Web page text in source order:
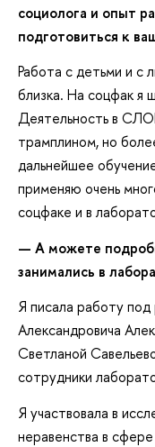
социолога и опыт
подготовиться к
Работа с детьми и с
близка. На соцфак я
Деятельность в
трамплином, но
дальнейшее
применяю очень
соцфаке и в
— А можете
занимались в
Я писала работу
Александровича
Светланой
сотрудники
Я участвовала в
неравенства в